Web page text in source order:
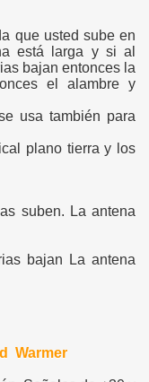
que usted sube en
está larga y si al
bajan entonces la
el alambre y
usa también para
plano tierra y los
suben. La antena
bajan La antena
Warmer